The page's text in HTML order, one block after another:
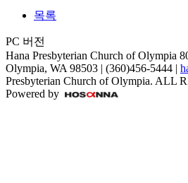
목록
PC 버전
Hana Presbyterian Church of Olympia
Olympia, WA 98503 | (360)456-5444 |
Presbyterian Church of Olympia. ALL
Powered by